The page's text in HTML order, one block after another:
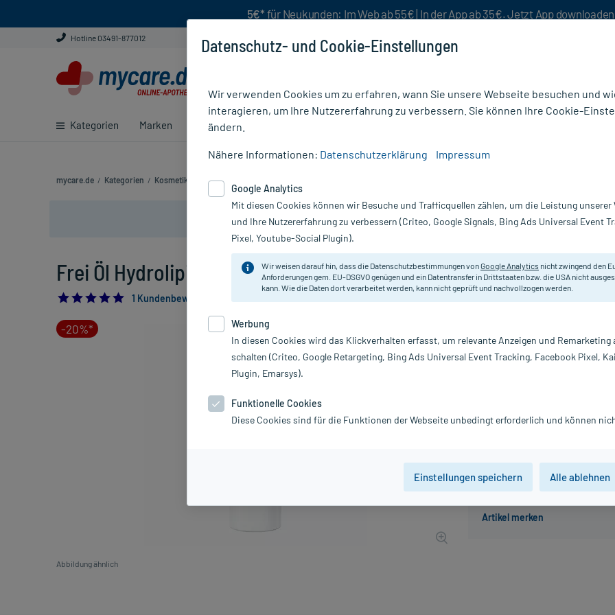
5€* für Neukunden: Im Web ab 55€ | In der App ab 35€. Jetzt App downloaden
Hotline 03491-877012
Kategorien Marken Ratgeber
mycare.de / Kategorien / Kosmetik Gesichtspflege
Nur für kurze Zeit:Gratis-Versand* ab 19€ Mindestbestellwert!
Frei Öl Hydrolipid LippenPflege, 4.8 g
5.0
1 Kundenbewertung*
-20%*
Abbildung ähnlich
inkl. MwSt. zzgl. Versandkosten
Frei öl
Erste Hilfe bei spröden und
PZN:
Hersteller:
Datenschutz- und Cookie-Einstellungen
Wir verwenden Cookies um zu erfahren, wann Sie unsere Webseite besuchen und
interagieren, um Ihre Nutzererfahrung zu verbessern. Sie können Ihre Cookie-
ändern.
Nähere Informationen: Datenschutzerklärung Impressum
Google Analytics
Mit diesen Cookies können wir Besuche und Trafficquellen zählen, um die Leistung unserer
und Ihre Nutzererfahrung zu verbessern (Criteo, Google Signals, Bing Ads Universal Event
Pixel, Youtube-Social Plugin).
Wir weisen darauf hin, dass die Datenschutzbestimmungen vonGoogle Analytics nicht zwingend den
Anforderungen gem. EU-DSGVO genügen und ein Datentransfer in Drittstaaten bzw. die USA nicht
kann. Wie die Daten dort verarbeitet werden, kann nicht geprüft und nachvollzogen werden.
Werbung
In diesen Cookies wird das Klickverhalten erfasst, um relevante Anzeigen und Remarketing
schalten (Criteo, Google Retargeting, Bing Ads Universal Event Tracking, Facebook Pixel,
Plugin, Emarsys).
Funktionelle Cookies
Diese Cookies sind für die Funktionen der Webseite unbedingt erforderlich und können
Einstellungen speichern Alle ablehnen